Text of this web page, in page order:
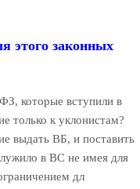
этого законных
которые вступили в
только к уклонистам?
выдать ВБ, и поставить
в ВС не имея для
дл